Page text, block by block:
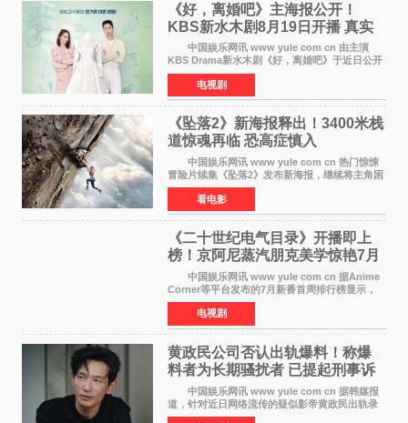
《好，离婚吧》主海报公开！
KBS新水木剧8月19日开播 真实
离婚体验记来袭
中国娱乐网讯 www yule com cn 由主演
KBS Drama新水木剧《好，离婚吧》于近日公开
主海报，正式进入开播倒计时。 海报中，男
女主角背对背站立，各自望向不同方向，中央的
空白与冷漠的表情
电视剧
《坠落2》新海报释出！3400米栈
道惊魂再临 恐高症慎入
中国娱乐网讯 www yule com cn 热门惊悚
冒险片续集《坠落2》发布新海报，继续将主角困
于绝境高处——这一次，是摇摇欲坠的徒步栈
道。该片将于今年9月2日北美上映，恐高症患者
请提前做好心理
看电影
《二十世纪电气目录》开播即上
榜！京阿尼蒸汽朋克美学惊艳7月
新番季
中国娱乐网讯 www yule com cn 据Anime
Corner等平台发布的7月新番首周排行榜显示，
由京都动画制作的《二十世纪电气目录》在多个
榜单中表现亮眼，位列AniLab全球TOP10第十
名。该剧改编自结
电视剧
黄政民公司否认出轨爆料！称爆
料者为长期骚扰者 已提起刑事诉
中国娱乐网讯 www yule com cn 据韩媒报
道，针对近日网络流传的疑似影帝黄政民出轨录
音及短信爆料，黄政民所属经纪公司于今日正式